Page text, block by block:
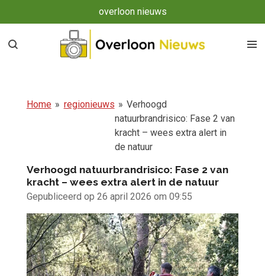
direct
naar
overloon nieuws
Home » regionieuws » Verhoogd
natuurbrandrisico: Fase 2 van
kracht – wees extra alert in
de natuur
Verhoogd natuurbrandrisico: Fase 2 van
kracht – wees extra alert in de natuur
Gepubliceerd op 26 april 2026 om 09:55